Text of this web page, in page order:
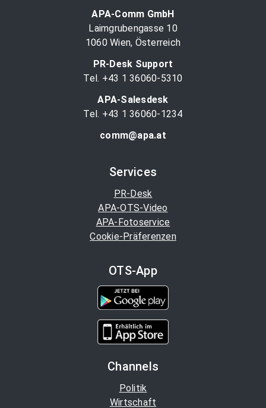
APA-Comm GmbH
Laimgrubengasse 10
1060 Wien, Österreich
PR-Desk Support
Tel. +43 1 36060-5310
APA-Salesdesk
Tel. +43 1 36060-1234
comm@apa.at
Services
PR-Desk
APA-OTS-Video
APA-Fotoservice
Cookie-Präferenzen
OTS-App
Channels
Politik
Wirtschaft